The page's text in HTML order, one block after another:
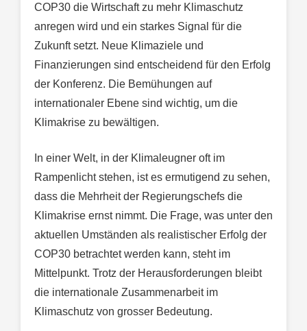
COP30 die Wirtschaft zu mehr Klimaschutz
anregen wird und ein starkes Signal für die
Zukunft setzt. Neue Klimaziele und
Finanzierungen sind entscheidend für den Erfolg
der Konferenz. Die Bemühungen auf
internationaler Ebene sind wichtig, um die
Klimakrise zu bewältigen.
In einer Welt, in der Klimaleugner oft im
Rampenlicht stehen, ist es ermutigend zu sehen,
dass die Mehrheit der Regierungschefs die
Klimakrise ernst nimmt. Die Frage, was unter den
aktuellen Umständen als realistischer Erfolg der
COP30 betrachtet werden kann, steht im
Mittelpunkt. Trotz der Herausforderungen bleibt
die internationale Zusammenarbeit im
Klimaschutz von grosser Bedeutung.